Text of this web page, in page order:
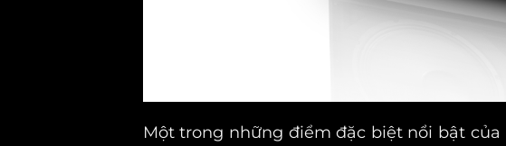
Một trong những điểm đặc biệt nổi bật của